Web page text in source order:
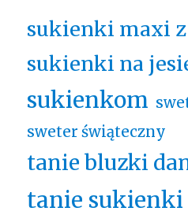
sukienki maxi
sukienki na
sukienkom
sweter świąteczny
tanie bluzki
tanie sukienki